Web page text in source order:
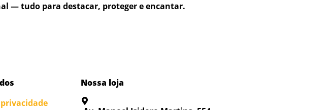
— tudo para destacar, proteger e encantar.
Nossa loja